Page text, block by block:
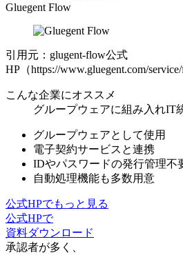
Gluegent Flow
引用元：glugent-flow公式
HP（https://www.gluegent.com/service/
こんな企業にオススメ
グループウェアに組み入れIT
グループウェアとして使用
電子契約サービスと連携
IDやパスワードの発行管理不
自動処理機能も多数用意
公式HPでもっと見る
公式HPで
資料ダウンロード
承認者が多く、